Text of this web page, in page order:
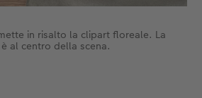
in risalto la clipart floreale. La
al centro della scena.